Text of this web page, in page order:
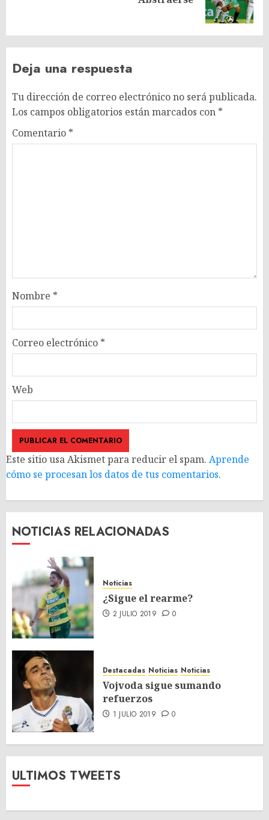
Deja una respuesta
Tu dirección de correo electrónico no será publicada.
Los campos obligatorios están marcados con *
Comentario *
Nombre *
Correo electrónico *
Web
Este sitio usa Akismet para reducir el spam. Aprende
cómo se procesan los datos de tus comentarios.
NOTICIAS RELACIONADAS
Noticias
¿Sigue el rearme?
2 JULIO 2019 0
Destacadas Noticias Noticias
Vojvoda sigue sumando
refuerzos
1 JULIO 2019 0
ULTIMOS TWEETS